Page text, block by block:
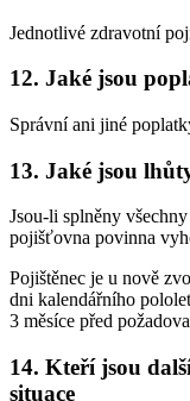
Jednotlivé zdravotní
12. Jaké jsou
Správní ani jiné
13. Jaké jsou
Jsou-li splněny
pojišťovna povinna
Pojištěnec je u nově
dni kalendářního
3 měsíce před
14. Kteří jsou
situace